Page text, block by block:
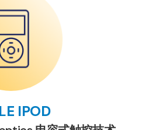
IPOD